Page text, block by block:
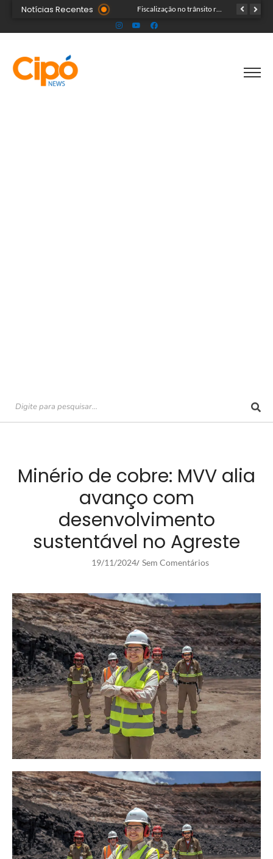
Notícias Recentes TRAGÉDIA: helicóptero cai e mata quatro pessoas; vítimas eram turistas
Minério de cobre: MVV alia
avanço com
desenvolvimento
sustentável no Agreste
19/11/2024/ Sem Comentários